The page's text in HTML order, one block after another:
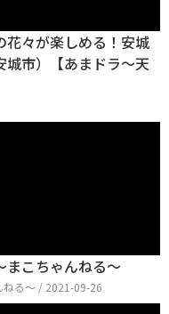
花々が楽しめる！安城
市）【あまドラ～天
まこちゃんねる～
ねる～ / 2021-09-26